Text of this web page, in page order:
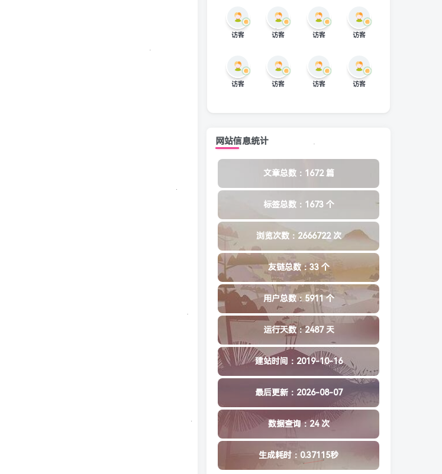
访客 访客 访客 访客
访客 访客 访客 访客
网站信息统计
文章总数：1672 篇
标签总数：1673 个
浏览次数：2666722 次
友链总数：33 个
用户总数：5911 个
运行天数：2487 天
建站时间：2019-10-16
最后更新：2026-08-07
数据查询：24 次
生成耗时：0.37115秒